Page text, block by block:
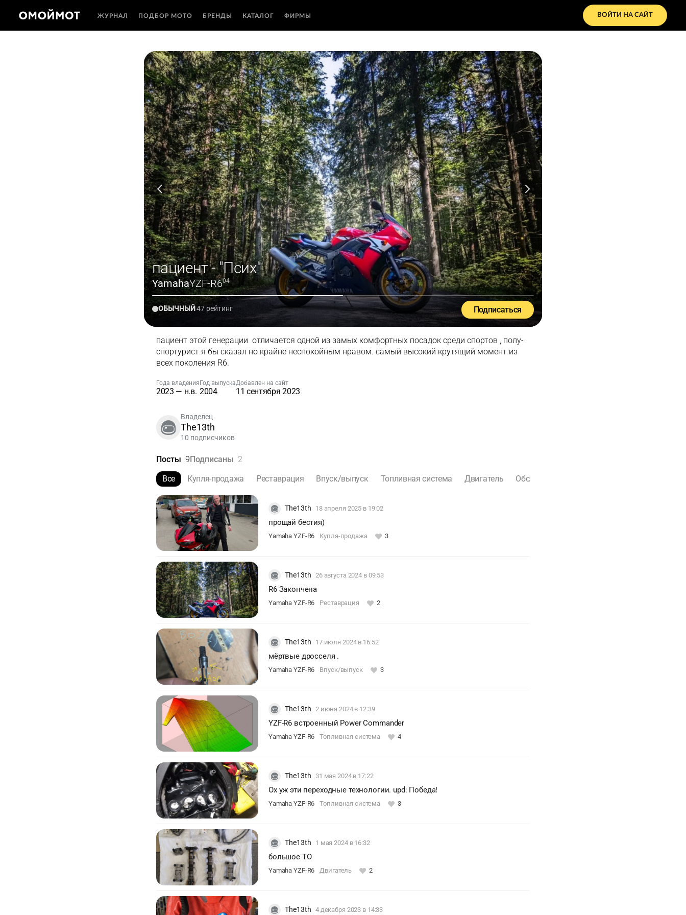
ЖУРНАЛ ПОДБОР МОТО БРЕНДЫ КАТАЛОГ ФИРМЫ ВОЙТИ НА САЙТ
пациент - "Псих"
YamahaYZF-R6'04
ОБЫЧНЫЙ47 рейтинг Подписаться
пациент этой генерации отличается одной из замых комфортных посадок среди спортов , полу-
спортурист я бы сказал но крайне неспокойным нравом. самый высокий крутящий момент из
всех поколения R6.
Года владения
2023 — н.в.
Год выпуска
2004
Добавлен на сайт
11 сентября 2023
Владелец
The13th
10 подписчиков
Посты 9Подписаны 2
Все
Купля-продажа Реставрация Впуск/выпуск Топливная система Двигатель Обслуживание
The13th 18 апреля 2025 в 19:02
прощай бестия)
Yamaha YZF-R6 Купля-продажа 3
The13th 26 августа 2024 в 09:53
R6 Закончена
Yamaha YZF-R6 Реставрация 2
The13th 17 июля 2024 в 16:52
мёртвые дросселя .
Yamaha YZF-R6 Впуск/выпуск 3
The13th 2 июня 2024 в 12:39
YZF-R6 встроенный Power Commander
Yamaha YZF-R6 Топливная система 4
The13th 31 мая 2024 в 17:22
Ох уж эти переходные технологии. upd: Победа!
Yamaha YZF-R6 Топливная система 3
The13th 1 мая 2024 в 16:32
большое ТО
Yamaha YZF-R6 Двигатель 2
The13th 4 декабря 2023 в 14:33